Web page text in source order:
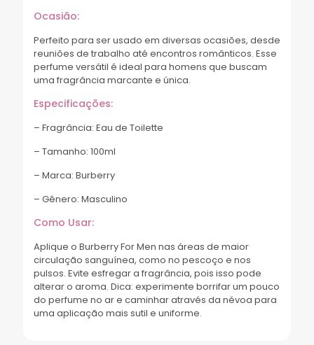
Ocasião:
Perfeito para ser usado em diversas ocasiões, desde
reuniões de trabalho até encontros românticos. Esse
perfume versátil é ideal para homens que buscam
uma fragrância marcante e única.
Especificações:
– Fragrância: Eau de Toilette
– Tamanho: 100ml
– Marca: Burberry
– Gênero: Masculino
Como Usar:
Aplique o Burberry For Men nas áreas de maior
circulação sanguínea, como no pescoço e nos
pulsos. Evite esfregar a fragrância, pois isso pode
alterar o aroma. Dica: experimente borrifar um pouco
do perfume no ar e caminhar através da névoa para
uma aplicação mais sutil e uniforme.